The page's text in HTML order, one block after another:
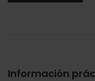
Información